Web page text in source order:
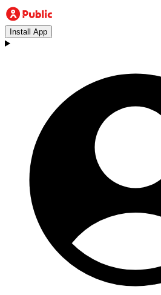
Install App